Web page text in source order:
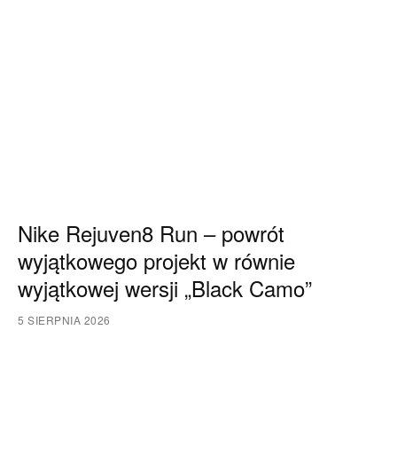
Nike Rejuven8 Run – powrót
wyjątkowego projekt w równie
wyjątkowej wersji „Black Camo”
5 SIERPNIA 2026